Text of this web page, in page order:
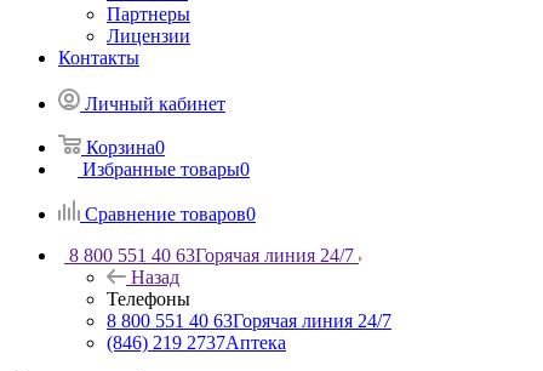
Партнеры
Лицензии
Контакты
Личный кабинет
Корзина0
Избранные товары0
Сравнение товаров0
8 800 551 40 63Горячая линия 24/7
Назад
Телефоны
8 800 551 40 63Горячая линия 24/7
(846) 219 2737Аптека